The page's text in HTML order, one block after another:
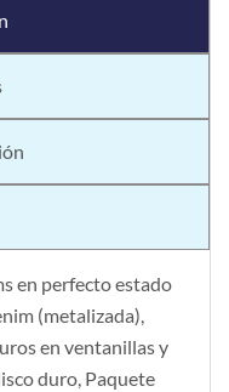
en perfecto estado
(metalizada),
en ventanillas y
duro, Paquete